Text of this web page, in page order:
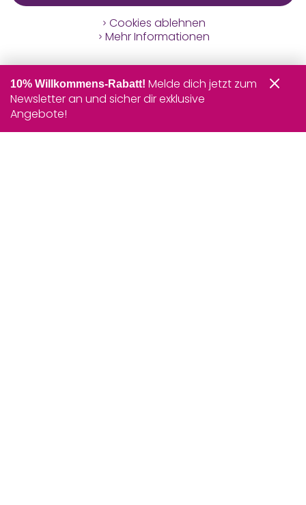
Cookies ablehnen
Mehr Informationen
10% Willkommens-Rabatt! Melde dich jetzt zum
Newsletter an und sicher dir exklusive
Angebote!